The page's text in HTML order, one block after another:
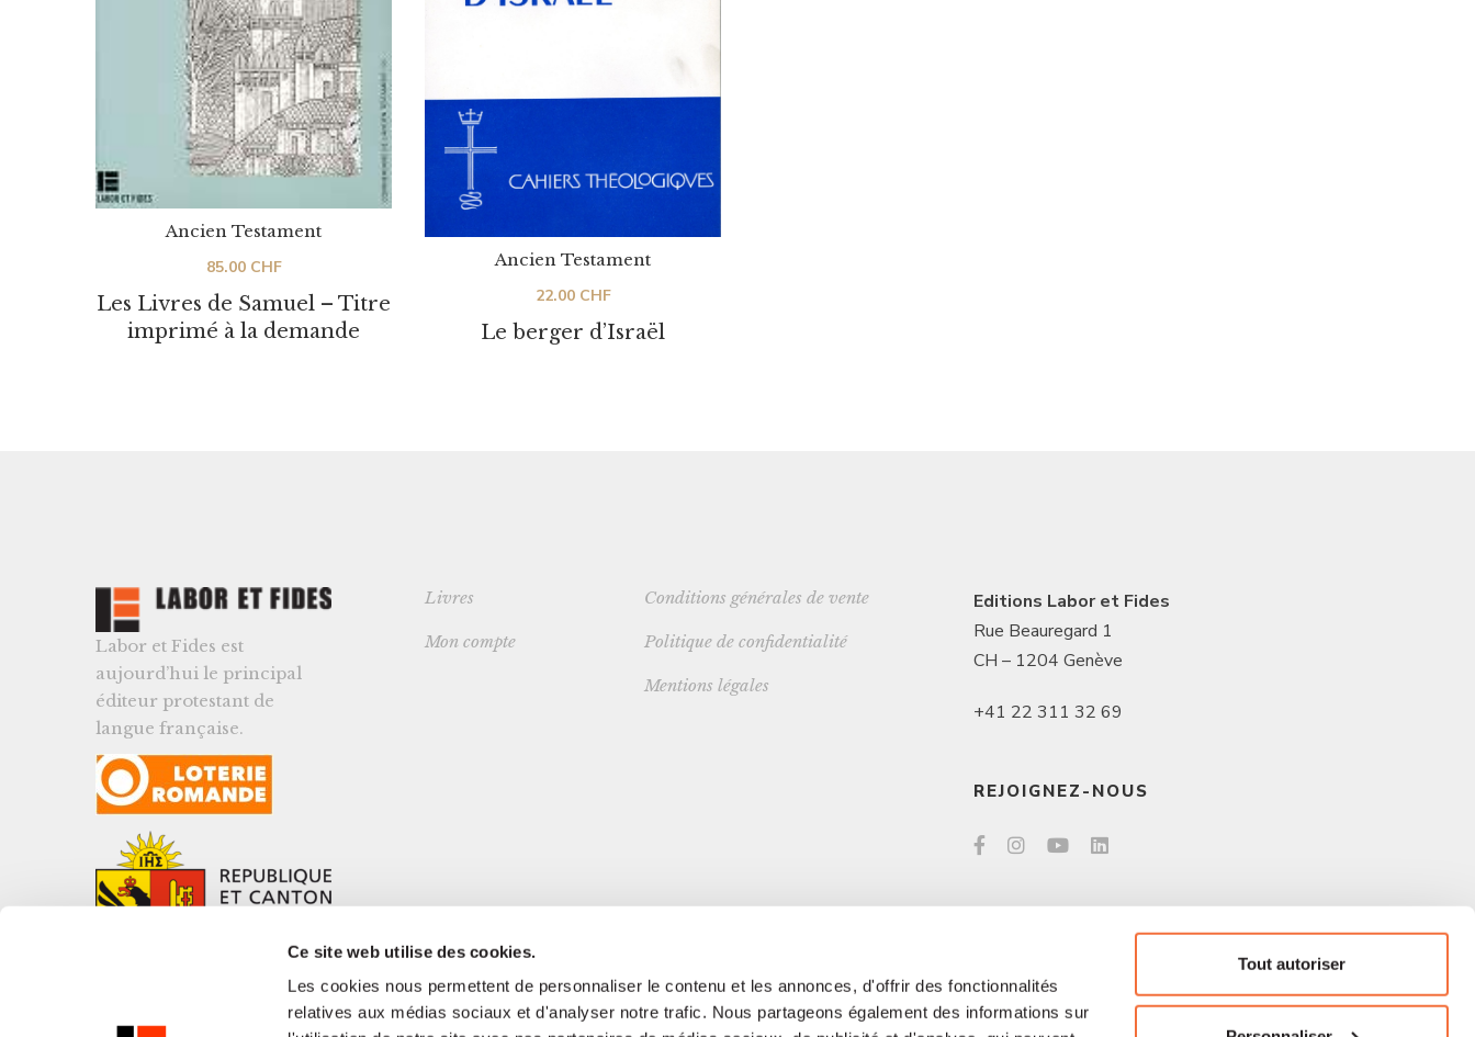
Ce site web utilise des cookies.
Les cookies nous permettent de personnaliser le contenu et les annonces, d'offrir des fonctionnalités
relatives aux médias sociaux et d'analyser notre trafic. Nous partageons également des informations sur
Tout autoriser
Les Livres de Samuel – Titre
imprimé à la demande
Ancien Testament
85.00 CHF
Le berger d’Israël
Ancien Testament
22.00 CHF
Labor et Fides est
aujourd’hui le principal
éditeur protestant de
langue française.
Livres
Mon compte
Conditions générales de vente
Politique de confidentialité
Mentions légales
Editions Labor et Fides
Rue Beauregard 1
CH – 1204 Genève
+41 22 311 32 69
REJOIGNEZ-NOUS